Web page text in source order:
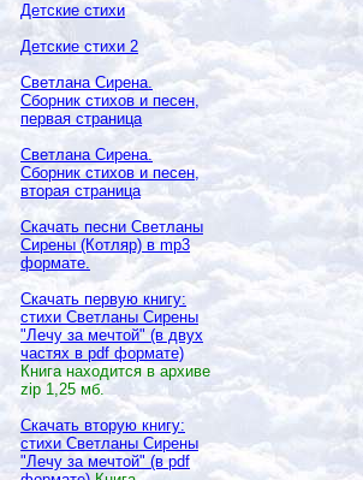
Детские стихи
Детские стихи 2
Светлана Сирена.
Сборник стихов и песен,
первая страница
Светлана Сирена.
Сборник стихов и песен,
вторая страница
Скачать песни Светланы
Сирены (Котляр) в mp3
формате.
Скачать первую книгу:
стихи Светланы Сирены
"Лечу за мечтой" (в двух
частях в pdf формате)
Книга находится в архиве
zip 1,25 мб.
Скачать вторую книгу:
стихи Светланы Сирены
"Лечу за мечтой" (вpdf